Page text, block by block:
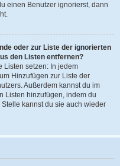
einen Benutzer ignorierst, dann
oder zur Liste der ignorierten
den Listen entfernen?
Listen setzen: In jedem
Hinzufügen zur Liste der
Außerdem kannst du im
Listen hinzufügen, indem du
kannst du sie auch wieder